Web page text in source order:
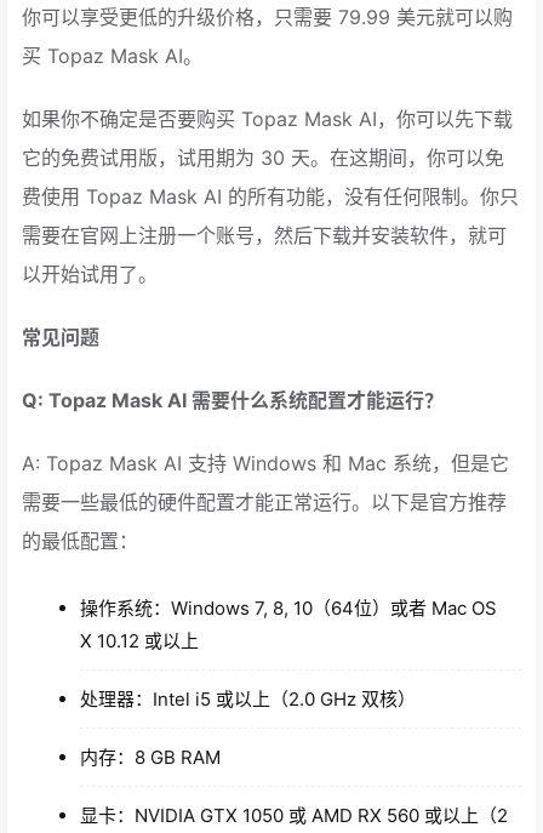
你可以享受更低的升级价格，只需要 79.99 美元就可以购
买 Topaz Mask AI。
如果你不确定是否要购买 Topaz Mask AI，你可以先下载
它的免费试用版，试用期为 30 天。在这期间，你可以免
费使用 Topaz Mask AI 的所有功能，没有任何限制。你只
需要在官网上注册一个账号，然后下载并安装软件，就可
以开始试用了。
常见问题
Q: Topaz Mask AI 需要什么系统配置才能运行？
A: Topaz Mask AI 支持 Windows 和 Mac 系统，但是它
需要一些最低的硬件配置才能正常运行。以下是官方推荐
的最低配置：
操作系统：Windows 7, 8, 10（64位）或者 Mac OS
X 10.12 或以上
处理器：Intel i5 或以上（2.0 GHz 双核）
内存：8 GB RAM
显卡：NVIDIA GTX 1050 或 AMD RX 560 或以上（2